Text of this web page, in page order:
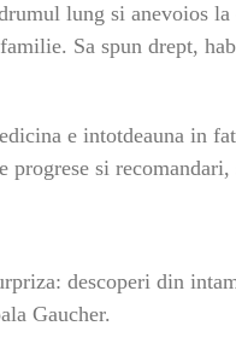
lung si anevoios la
Sa spun drept,
e intotdeauna in
si recomandari,
descoperi din
Gaucher.